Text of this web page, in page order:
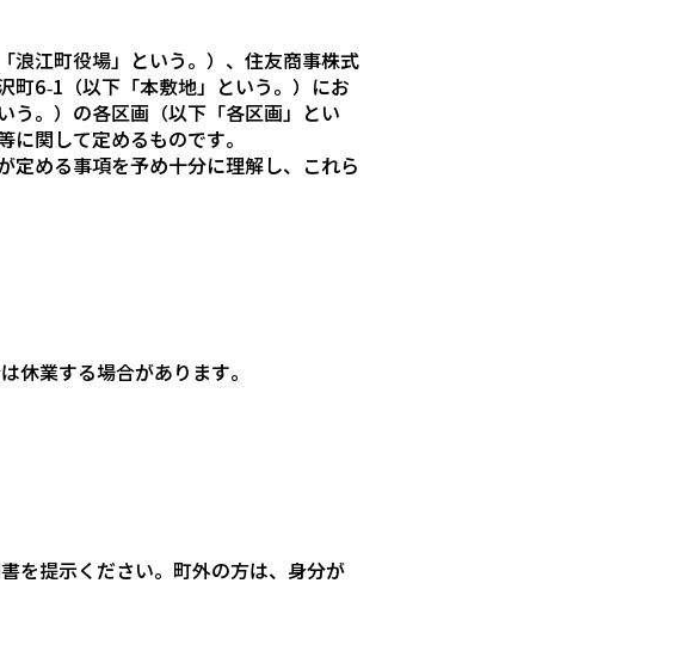
浪江町役場」という。）、住友商事株式
町6-1（以下「本敷地」という。）にお
う。）の各区画（以下「各区画」とい
関して定めるものです。
定める事項を予め十分に理解し、これら
休業する場合があります。
を提示ください。町外の方は、身分が